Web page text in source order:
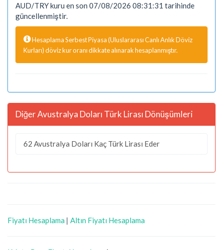
AUD/TRY kuru en son 07/08/2026 08:31:31 tarihinde
güncellenmiştir.
Hesaplama Serbest Piyasa (Uluslararası Canlı Anlık Döviz
Kurları) döviz kur oranı dikkate alınarak hesaplanmıştır.
Diğer Avustralya Doları Türk Lirası Dönüşümleri
62 Avustralya Doları Kaç Türk Lirası Eder
Fiyatı Hesaplama | Altın Fiyatı Hesaplama